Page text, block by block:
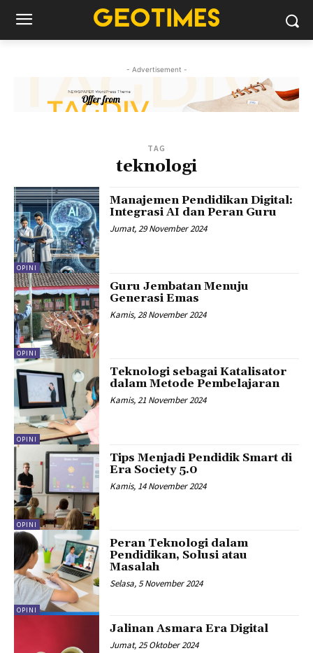
- Advertisement -
TAG
teknologi
OPINI
Manajemen Pendidikan Digital:
Integrasi AI dan Peran Guru
Jumat, 29 November 2024
OPINI
Guru Jembatan Menuju
Generasi Emas
Kamis, 28 November 2024
OPINI
Teknologi sebagai Katalisator
dalam Metode Pembelajaran
Kamis, 21 November 2024
OPINI
Tips Menjadi Pendidik Smart di
Era Society 5.0
Kamis, 14 November 2024
OPINI
Peran Teknologi dalam
Pendidikan, Solusi atau
Masalah
Selasa, 5 November 2024
Jalinan Asmara Era Digital
Jumat, 25 Oktober 2024